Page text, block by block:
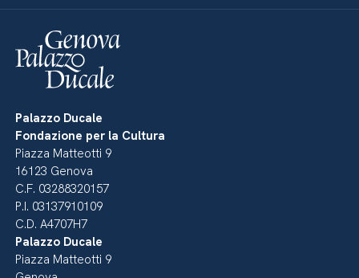
Palazzo Ducale
Fondazione per la Cultura
Piazza Matteotti 9
16123 Genova
C.F. 03288320157
P.I. 03137910109
C.D. A4707H7
Palazzo Ducale
Piazza Matteotti 9